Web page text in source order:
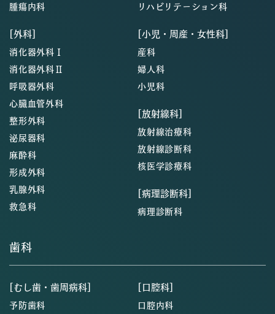
腫瘍内科
[外科]
消化器外科Ⅰ
消化器外科Ⅱ
呼吸器外科
心臓血管外科
整形外科
泌尿器科
麻酔科
形成外科
乳腺外科
救急科
リハビリテーション科
[小児・周産・女性科]
産科
婦人科
小児科
[放射線科]
放射線治療科
放射線診断科
核医学診療科
[病理診断科]
病理診断科
歯科
[むし歯・歯周病科]
予防歯科
[口腔科]
口腔内科